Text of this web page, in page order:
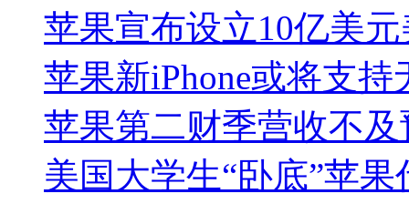
苹果宣布设立10亿美
苹果新iPhone或将支持
苹果第二财季营收不
美国大学生“卧底”苹